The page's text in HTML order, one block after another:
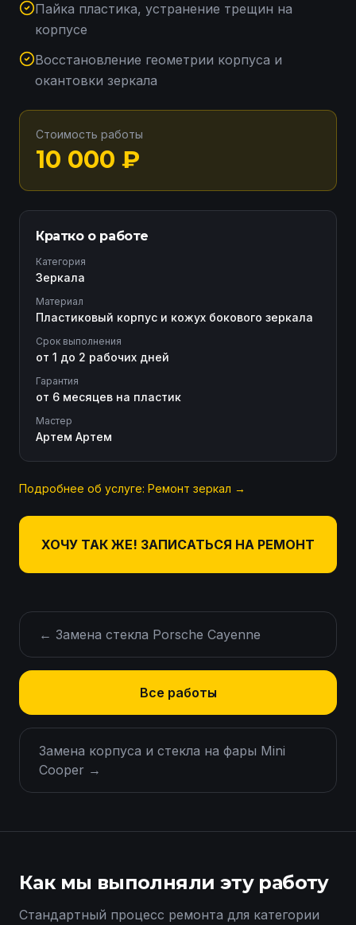
Пайка пластика, устранение трещин на
корпусе
Восстановление геометрии корпуса и
окантовки зеркала
Стоимость работы
10 000 ₽
Кратко о работе
Категория
Зеркала
Материал
Пластиковый корпус и кожух бокового зеркала
Срок выполнения
от 1 до 2 рабочих дней
Гарантия
от 6 месяцев на пластик
Мастер
Артем Артем
Подробнее об услуге: Ремонт зеркал →
ХОЧУ ТАК ЖЕ! ЗАПИСАТЬСЯ НА РЕМОНТ
← Замена стекла Porsche Cayenne
Все работы
Замена корпуса и стекла на фары Mini
Cooper →
Как мы выполняли эту работу
Стандартный процесс ремонта для категории